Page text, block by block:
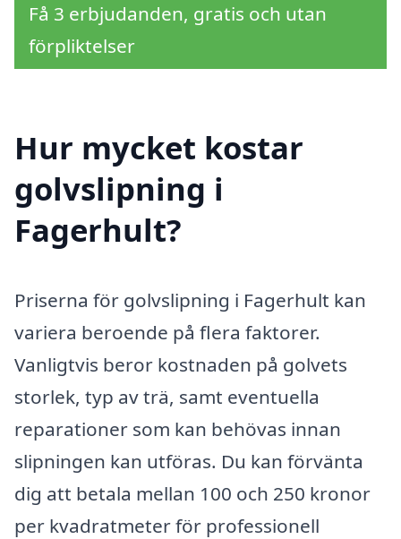
Få 3 erbjudanden, gratis och utan
förpliktelser
Hur mycket kostar
golvslipning i
Fagerhult?
Priserna för golvslipning i Fagerhult kan
variera beroende på flera faktorer.
Vanligtvis beror kostnaden på golvets
storlek, typ av trä, samt eventuella
reparationer som kan behövas innan
slipningen kan utföras. Du kan förvänta
dig att betala mellan 100 och 250 kronor
per kvadratmeter för professionell